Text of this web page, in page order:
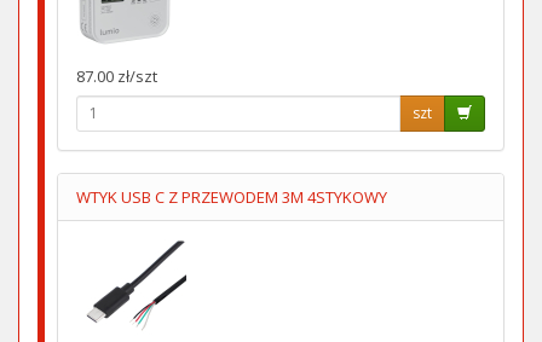
87.00 zł/szt
szt
WTYK USB C Z PRZEWODEM 3M 4STYKOWY